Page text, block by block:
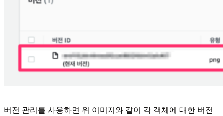
버전 관리를 사용하면 위 이미지와 같이 각 객체에 대한 버전